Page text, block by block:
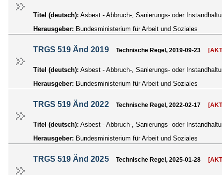
Titel (deutsch): Asbest - Abbruch-, Sanierungs- oder
Herausgeber: Bundesministerium für Arbeit und Soziales
TRGS 519 Änd 2019 Technische Regel, 2019-09-23
Titel (deutsch): Asbest - Abbruch-, Sanierungs- oder
Herausgeber: Bundesministerium für Arbeit und Soziales
TRGS 519 Änd 2022 Technische Regel, 2022-02-17
Titel (deutsch): Asbest - Abbruch-, Sanierungs- oder
Herausgeber: Bundesministerium für Arbeit und Soziales
TRGS 519 Änd 2025 Technische Regel, 2025-01-28